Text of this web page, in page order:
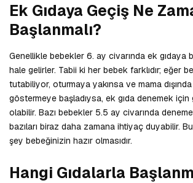
Ek Gıdaya Geçiş Ne
Başlanmalı?
Genellikle bebekler 6. ay civarında ek gıdaya
hale gelirler. Tabii ki her bebek farklıdır; eğer
tutabiliyor, oturmaya yakınsa ve mama
göstermeye başladıysa, ek gıda denemek
olabilir. Bazı bebekler 5.5 ay civarında
bazıları biraz daha zamana ihtiyaç duyabilir.
şey bebeğinizin hazır olmasıdır.
Hangi Gıdalarla